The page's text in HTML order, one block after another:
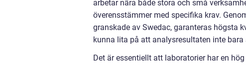
arbetar nära både stora och små
överensstämmer med specifika krav.
granskade av Swedac, garanteras högsta
kunna lita på att analysresultaten inte
Det är essentiellt att laboratorier har en